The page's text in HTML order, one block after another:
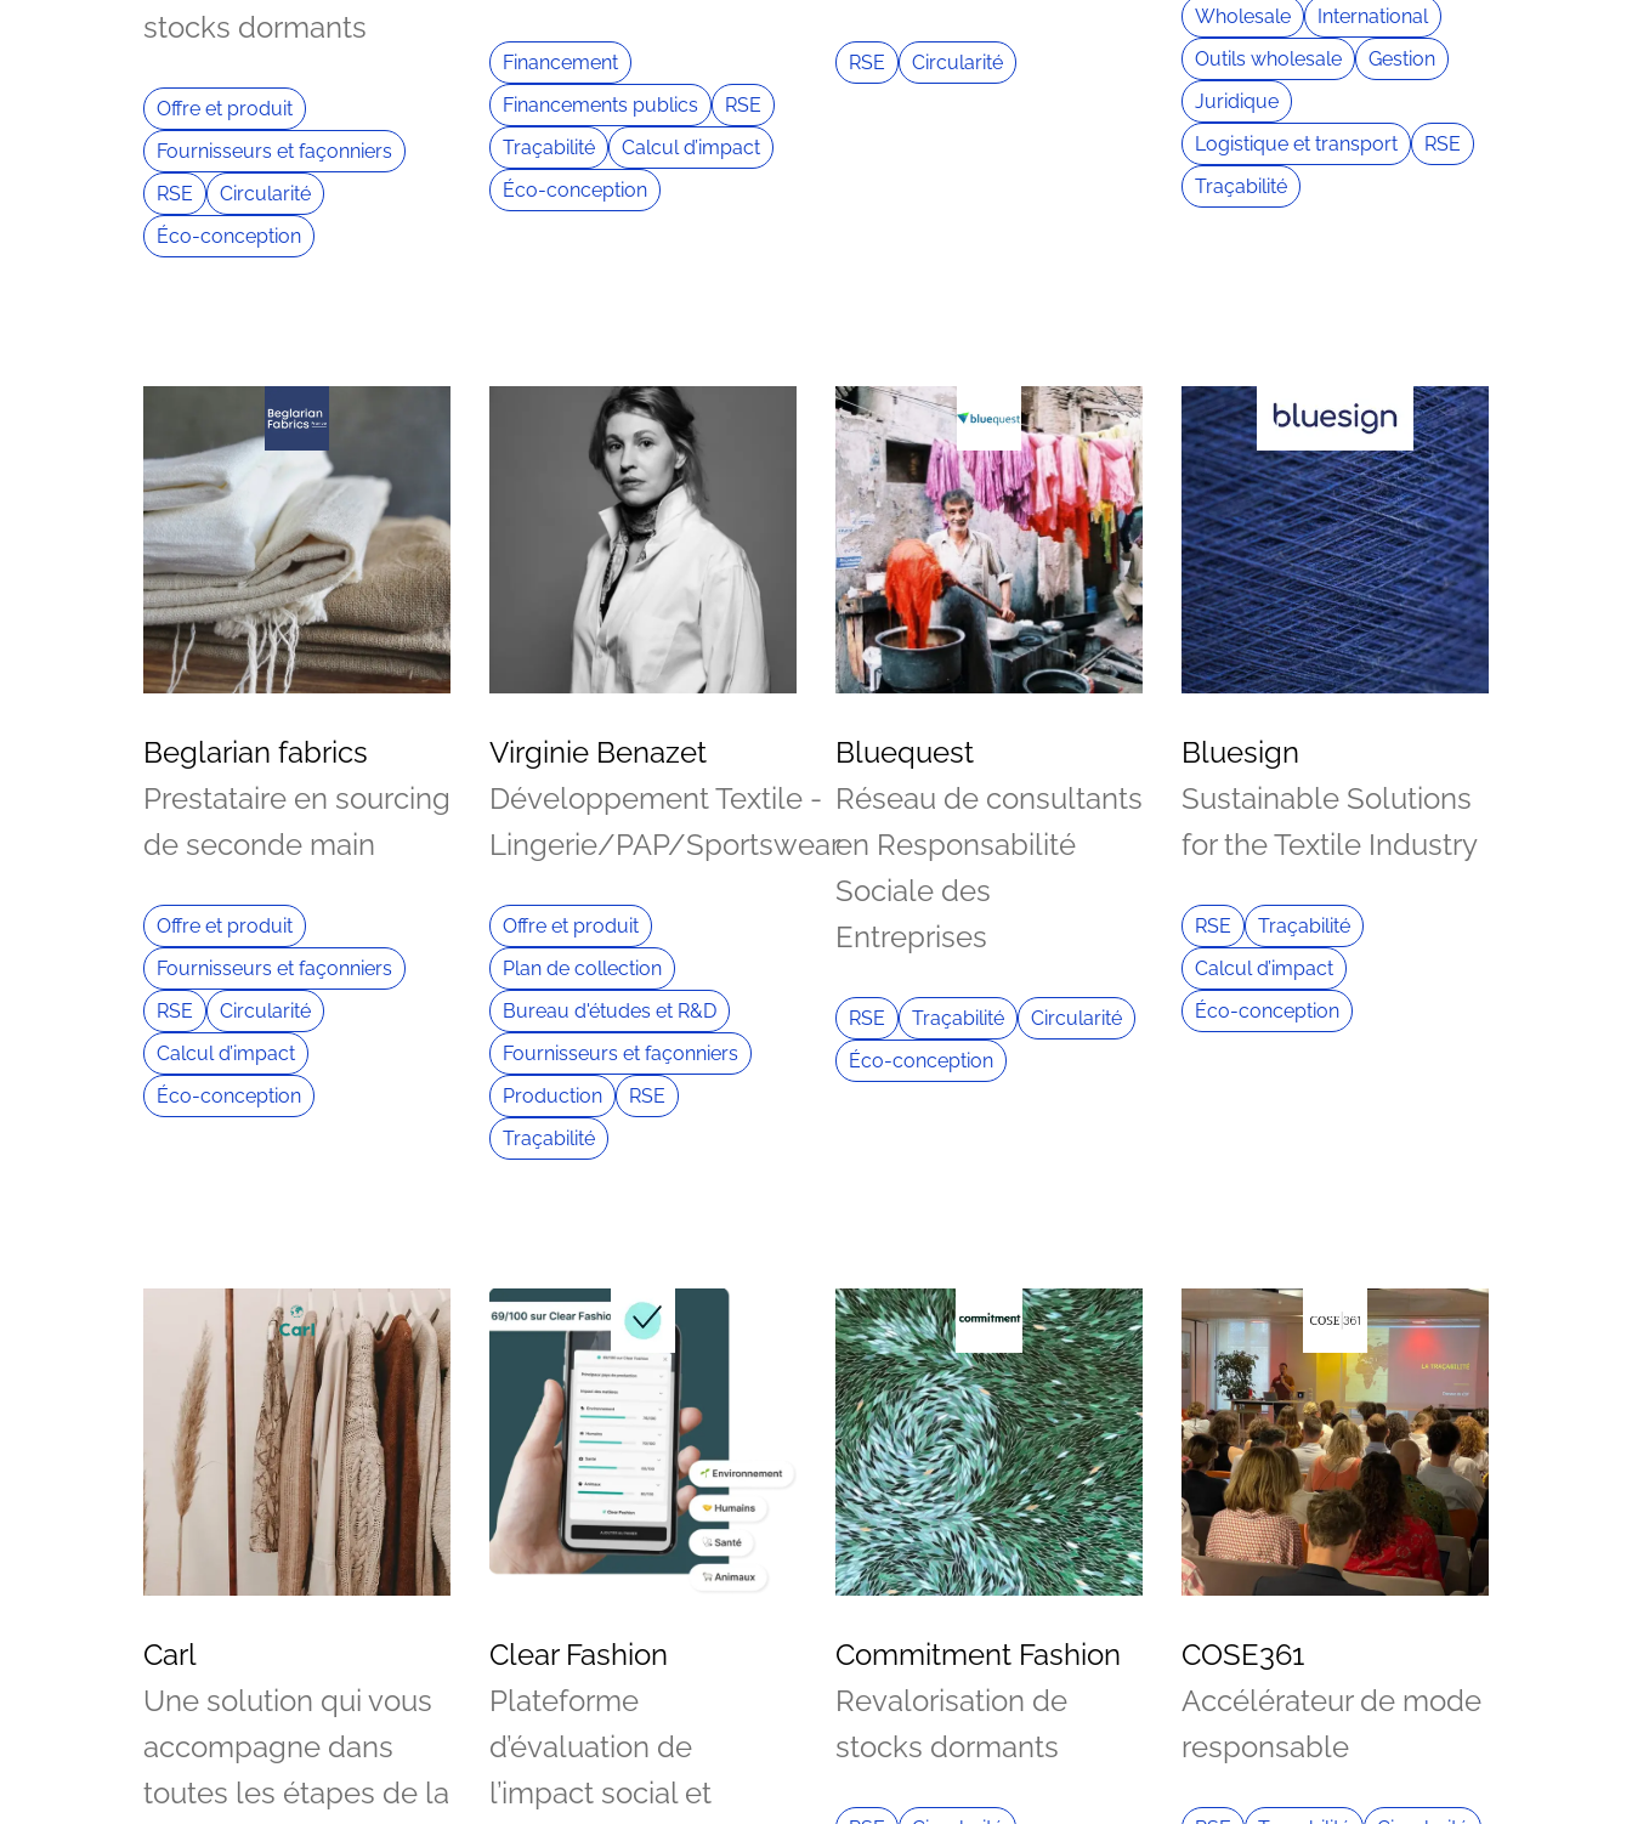
stocks dormants
Offre et produit
Fournisseurs et façonniers
RSE
Circularité
Éco-conception
Financement
Financements publics
RSE
Traçabilité
Calcul d’impact
Éco-conception
RSE Circularité
Wholesale
International
Outils wholesale
Gestion
Juridique
Logistique et transport
RSE
Traçabilité
Beglarian fabrics
Prestataire en sourcing
de seconde main
Offre et produit
Fournisseurs et façonniers
RSE
Circularité
Calcul d’impact
Éco-conception
Virginie Benazet
Développement Textile -
Lingerie/PAP/Sportswear
Offre et produit
Plan de collection
Bureau d'études et R&D
Fournisseurs et façonniers
Production
RSE
Traçabilité
Bluequest
Réseau de consultants
en Responsabilité
Sociale des
Entreprises
RSE Traçabilité
Circularité
Éco-conception
Bluesign
Sustainable Solutions
for the Textile Industry
RSE
Traçabilité
Calcul d’impact
Éco-conception
Carl
Une solution qui vous
accompagne dans
toutes les étapes de la
Clear Fashion
Plateforme
d’évaluation de
l’impact social et
Commitment Fashion
Revalorisation de
stocks dormants
COSE361
Accélérateur de mode
responsable